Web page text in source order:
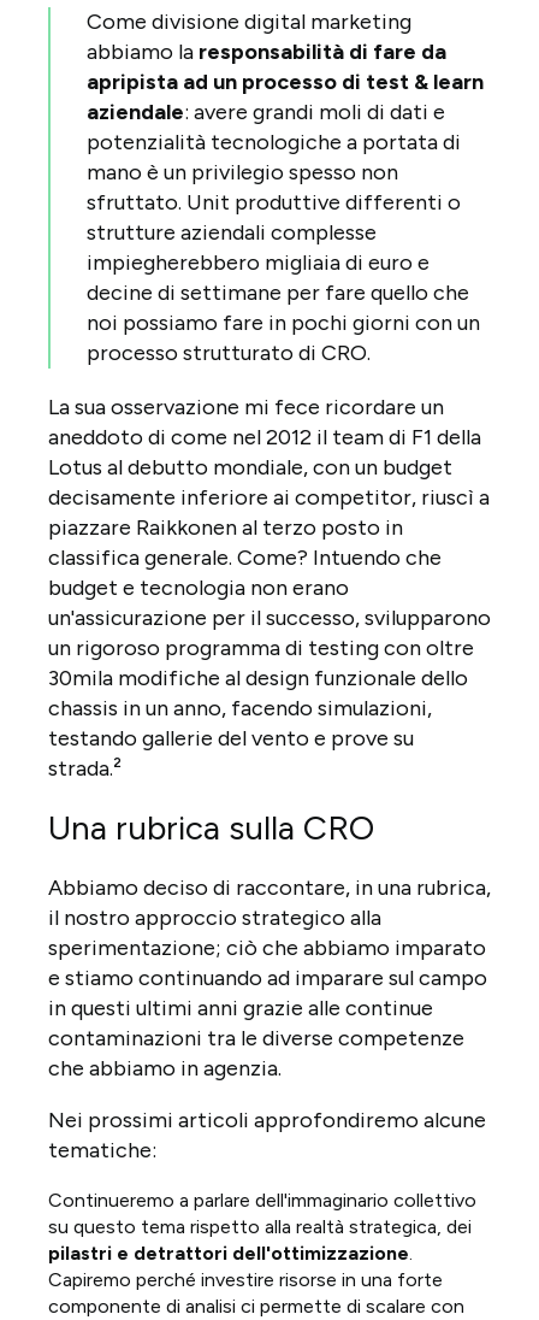
Come divisione digital marketing
abbiamo la responsabilità di fare da
apripista ad un processo di test & learn
aziendale: avere grandi moli di dati e
potenzialità tecnologiche a portata di
mano è un privilegio spesso non
sfruttato. Unit produttive differenti o
strutture aziendali complesse
impiegherebbero migliaia di euro e
decine di settimane per fare quello che
noi possiamo fare in pochi giorni con un
processo strutturato di CRO.
La sua osservazione mi fece ricordare un
aneddoto di come nel 2012 il team di F1 della
Lotus al debutto mondiale, con un budget
decisamente inferiore ai competitor, riuscì a
piazzare Raikkonen al terzo posto in
classifica generale. Come? Intuendo che
budget e tecnologia non erano
un'assicurazione per il successo, svilupparono
un rigoroso programma di testing con oltre
30mila modifiche al design funzionale dello
chassis in un anno, facendo simulazioni,
testando gallerie del vento e prove su
strada.²
Una rubrica sulla CRO
Abbiamo deciso di raccontare, in una rubrica,
il nostro approccio strategico alla
sperimentazione; ciò che abbiamo imparato
e stiamo continuando ad imparare sul campo
in questi ultimi anni grazie alle continue
contaminazioni tra le diverse competenze
che abbiamo in agenzia.
Nei prossimi articoli approfondiremo alcune
tematiche:
Continueremo a parlare dell'immaginario collettivo
su questo tema rispetto alla realtà strategica, dei
pilastri e detrattori dell'ottimizzazione.
Capiremo perché investire risorse in una forte
componente di analisi ci permette di scalare con